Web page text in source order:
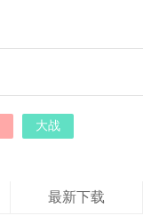
大战
最新下载